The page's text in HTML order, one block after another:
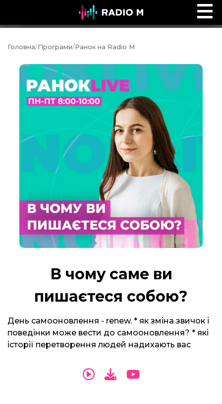
Ефір Radio M
Головна/Програми/Ранок на Radio M
В чому саме ви
пишаєтеся собою?
День самооновлення - renew. * як зміна звичок і
поведінки може вести до самооновлення? * які
історії перетворення людей надихають вас